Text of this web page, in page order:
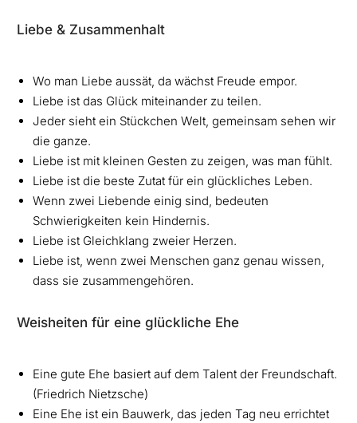
Liebe & Zusammenhalt
Wo man Liebe aussät, da wächst Freude empor.
Liebe ist das Glück miteinander zu teilen.
Jeder sieht ein Stückchen Welt, gemeinsam sehen wir
die ganze.
Liebe ist mit kleinen Gesten zu zeigen, was man fühlt.
Liebe ist die beste Zutat für ein glückliches Leben.
Wenn zwei Liebende einig sind, bedeuten
Schwierigkeiten kein Hindernis.
Liebe ist Gleichklang zweier Herzen.
Liebe ist, wenn zwei Menschen ganz genau wissen,
dass sie zusammengehören.
Weisheiten für eine glückliche Ehe
Eine gute Ehe basiert auf dem Talent der Freundschaft.
(Friedrich Nietzsche)
Eine Ehe ist ein Bauwerk, das jeden Tag neu errichtet